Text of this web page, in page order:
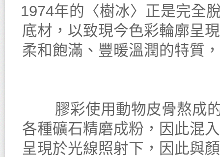
1974年的〈樹冰〉正是完全
底材，以致現今色彩輪廓呈
柔和飽滿、豐暖溫潤的特質
膠彩使用動物皮骨熬成的
各種礦石精磨成粉，因此混
呈現於光線照射下，因此與